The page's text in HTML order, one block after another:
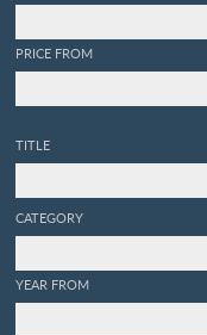
PRICE FROM
TITLE
CATEGORY
YEAR FROM